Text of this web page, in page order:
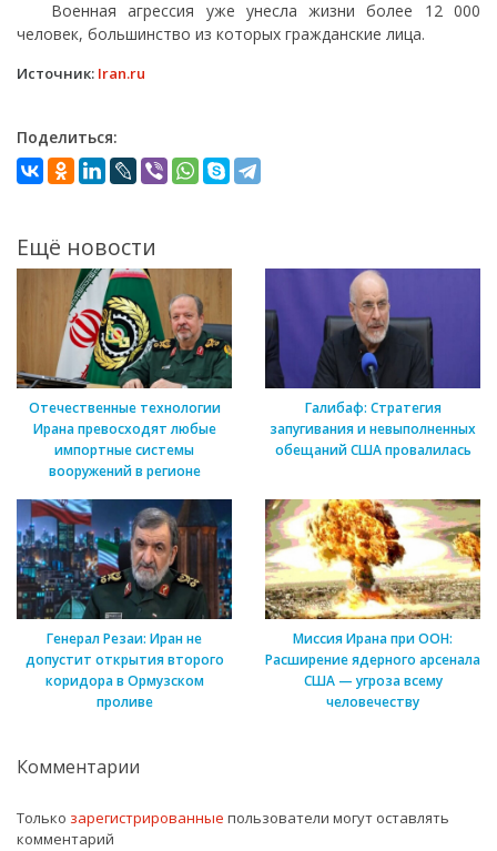
Военная агрессия уже унесла жизни более 12 000
человек, большинство из которых гражданские лица.
Источник: Iran.ru
Поделиться:
Ещё новости
Отечественные технологии
Ирана превосходят любые
импортные системы
вооружений в регионе
Галибаф: Стратегия
запугивания и невыполненных
обещаний США провалилась
Генерал Резаи: Иран не
допустит открытия второго
коридора в Ормузском
проливе
Миссия Ирана при ООН:
Расширение ядерного арсенала
США — угроза всему
человечеству
Комментарии
Только зарегистрированные пользователи могут оставлять
комментарий